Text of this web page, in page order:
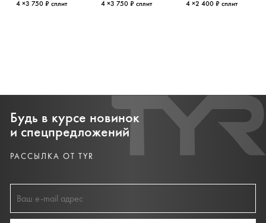
4 ×3 750 ₽ сплит
4 ×3 750 ₽ сплит
4 ×2 400 ₽ сплит
Будь в курсе новинок
и спецпредложений
РАССЫЛКА ОТ TYR